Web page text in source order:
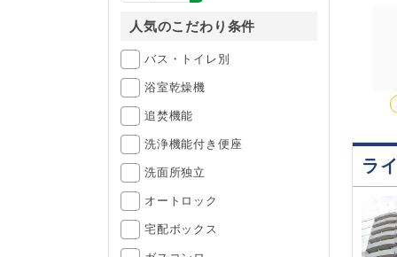
人気のこだわり条件
バス・トイレ別
浴室乾燥機
追焚機能
洗浄機能付き便座
洗面所独立
オートロック
宅配ボックス
ラ